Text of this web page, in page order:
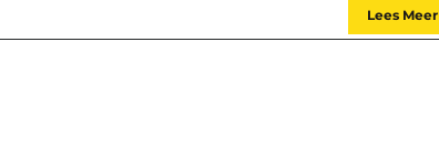
Lees Meer